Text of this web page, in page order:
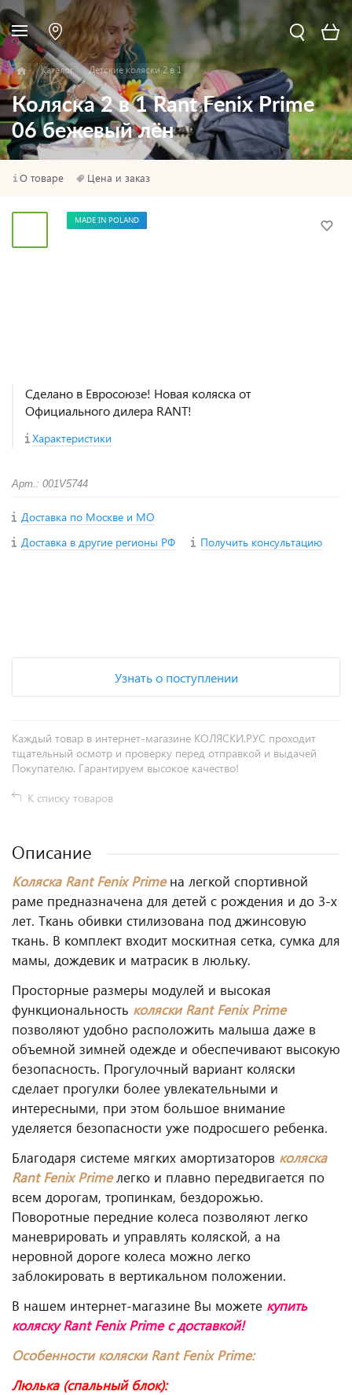
Каталог Детские коляски 2 в 1
Коляска 2 в 1 Rant Fenix Prime
06 бежевый лён
О товаре Цена и заказ
MADE IN POLAND
Сделано в Евросоюзе! Новая коляска от
Официального дилера RANT!
Характеристики
Арт.: 001V5744
Доставка по Москве и МО
Доставка в другие регионы РФ
Получить консультацию
Узнать о поступлении
Каждый товар в интернет-магазине КОЛЯСКИ.РУС проходит
тщательный осмотр и проверку перед отправкой и выдачей
Покупателю. Гарантируем высокое качество!
К списку товаров
Описание
Коляска Rant Fenix Prime на легкой спортивной
раме предназначена для детей с рождения и до 3-х
лет. Ткань обивки стилизована под джинсовую
ткань. В комплект входит москитная сетка, сумка для
мамы, дождевик и матрасик в люльку.
Просторные размеры модулей и высокая
функциональность коляскиRant Fenix Prime
позволяют удобно расположить малыша даже в
объемной зимней одежде и обеспечивают высокую
безопасность. Прогулочный вариант коляски
сделает прогулки более увлекательными и
интересными, при этом большое внимание
уделяется безопасности уже подросшего ребенка.
Благодаря системе мягких амортизаторов коляска
Rant Fenix Prime легко и плавно передвигается по
всем дорогам, тропинкам, бездорожью.
Поворотные передние колеса позволяют легко
маневрировать и управлять коляской, а на
неровной дороге колеса можно легко
заблокировать в вертикальном положении.
В нашем интернет-магазине Вы можете купить
коляску Rant Fenix Primeс доставкой!
Особенности коляскиRant Fenix Prime:
Люлька (спальный блок):